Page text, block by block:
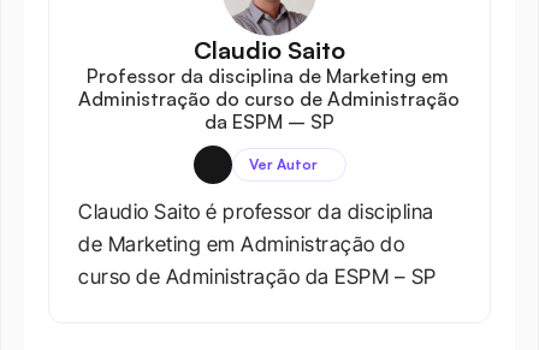
Claudio Saito
Professor da disciplina de Marketing em
Administração do curso de Administração
da ESPM – SP
Ver Autor
Claudio Saito é professor da disciplina
de Marketing em Administração do
curso de Administração da ESPM – SP